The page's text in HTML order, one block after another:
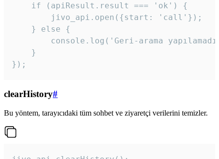
    if (apiResult.result === 'ok') {
        jivo_api.open({start: 'call'});
    } else {
console.log('Geri-arama
    }
});
clearHistory#
Bu yöntem, tarayıcıdaki tüm sohbet ve ziyaretçi verilerini temizler.